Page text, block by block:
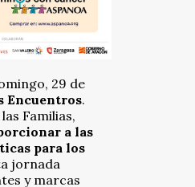
29 de
Encuentros.
Familias,
a las
para los
jornada
y marcas